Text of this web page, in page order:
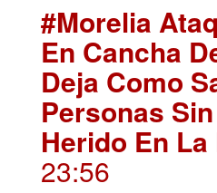
#Morelia
En Cancha
Deja Como
Personas
Herido En La
23:56